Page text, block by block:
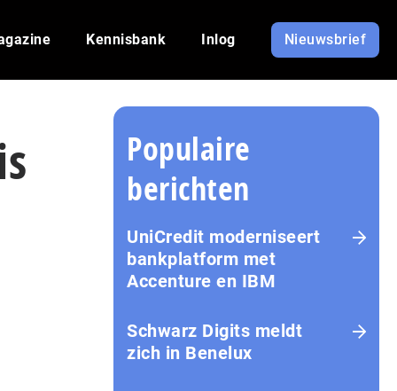
Kennisbank Inlog Nieuwsbrief
Populaire
berichten
UniCredit moderniseert
bankplatform met
Accenture en IBM
Schwarz Digits meldt
zich in Benelux